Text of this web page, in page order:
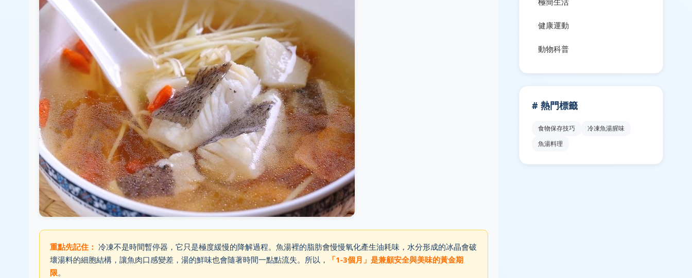
重點先記住： 冷凍不是時間暫停器，它只是極度緩慢的降解過程。魚湯裡的脂肪會慢慢氧化產生油耗味，水分形成的冰晶會破
壞湯料的細胞結構，讓魚肉口感變差，湯的鮮味也會隨著時間一點點流失。所以，
「1-3個月」是兼顧安全與美味的黃金期
限。
健康運動
動物科普
# 熱門標籤
食物保存技巧
冷凍魚湯腥味
魚湯料理